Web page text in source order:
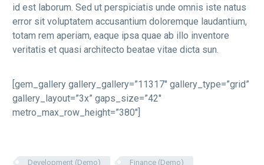
id est laborum. Sed ut perspiciatis unde omnis iste natus
error sit voluptatem accusantium doloremque laudantium,
totam rem aperiam, eaque ipsa quae ab illo inventore
veritatis et quasi architecto beatae vitae dicta sun.
[gem_gallery gallery_gallery=”11317″ gallery_type=”grid”
gallery_layout=”3x” gaps_size=”42″
metro_max_row_height=”380″]
Development (Demo) Finance (Demo)